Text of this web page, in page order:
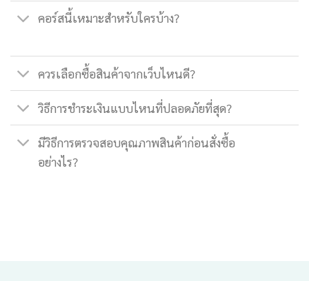
คอร์สนี้เหมาะสำหรับใครบ้าง?
ควรเลือกซื้อสินค้าจากเว็บไหนดี?
วิธีการชำระเงินแบบไหนที่ปลอดภัยที่สุด?
มีวิธีการตรวจสอบคุณภาพสินค้าก่อนสั่งซื้อ
อย่างไร?